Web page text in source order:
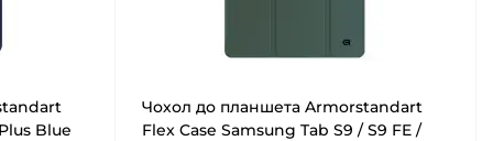
Blue
Чохол до планшета Armorstandart
Flex Case Samsung Tab S9 / S9 FE /